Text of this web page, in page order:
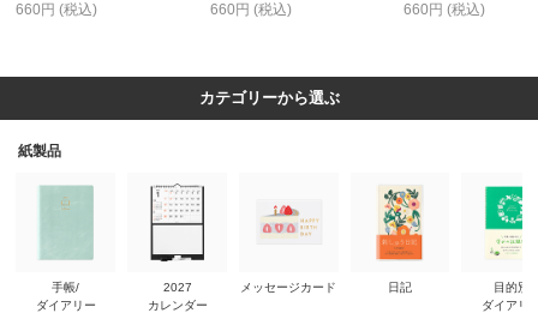
660円 (税込)
660円 (税込)
660円 (税込)
カテゴリーから選ぶ
紙製品
手帳/
ダイアリー
2027
カレンダー
メッセージカード 日記
目的別
ダイアリ